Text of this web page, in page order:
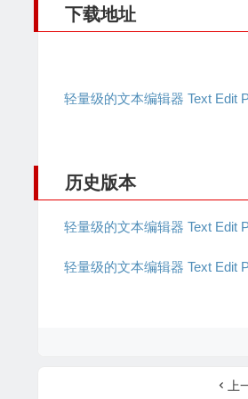
下载地址
轻量级的文本编辑器 Text Edit
历史版本
轻量级的文本编辑器 Text Edit
轻量级的文本编辑器 Text Edit
上